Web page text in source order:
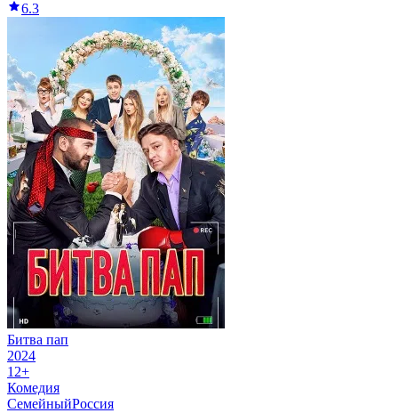
6.3
Битва пап
2024
12+
Комедия
СемейныйРоссия